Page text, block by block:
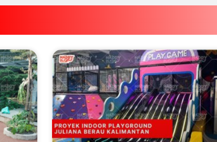
PagePagePagePagePagePagePage